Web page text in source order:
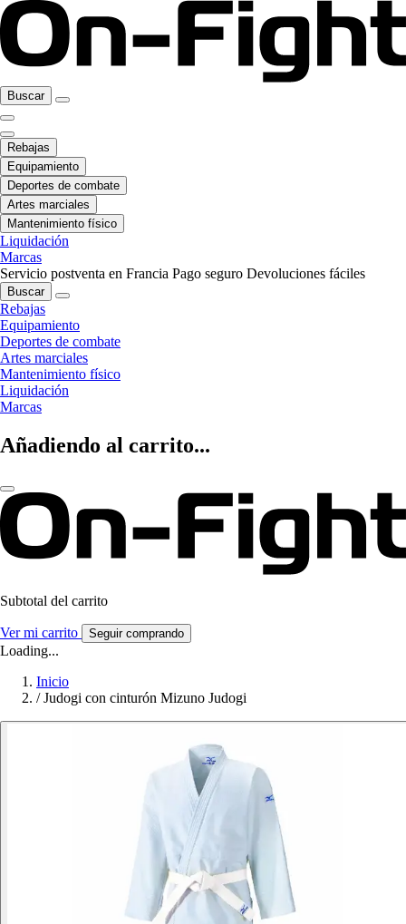
Buscar
Rebajas
Equipamiento
Deportes de combate
Artes marciales
Mantenimiento físico
Liquidación
Marcas
Servicio postventa en Francia Pago seguro Devoluciones fáciles
Buscar
Rebajas
Equipamiento
Deportes de combate
Artes marciales
Mantenimiento físico
Liquidación
Marcas
Añadiendo al carrito...
Subtotal del carrito
Ver mi carrito Seguir comprando
Loading...
Inicio
/ Judogi con cinturón Mizuno Judogi